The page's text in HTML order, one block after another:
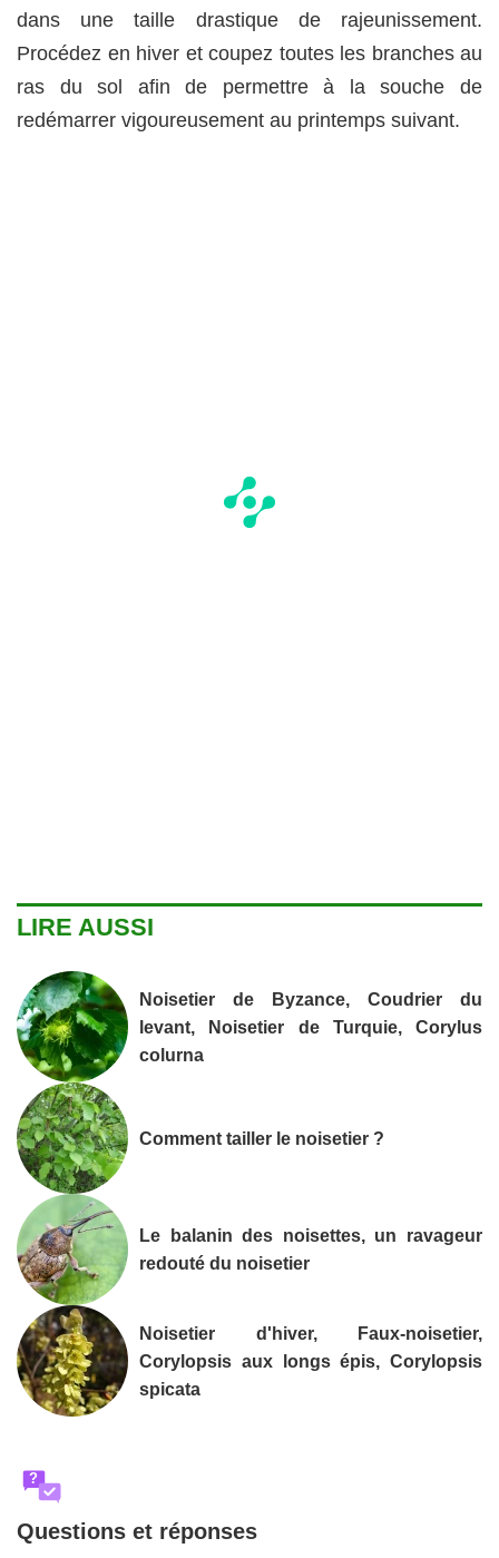
dans une taille drastique de rajeunissement.
Procédez en hiver et coupez toutes les branches au
ras du sol afin de permettre à la souche de
redémarrer vigoureusement au printemps suivant.
LIRE AUSSI
Noisetier de Byzance, Coudrier du
levant, Noisetier de Turquie, Corylus
colurna
Comment tailler le noisetier ?
Le balanin des noisettes, un ravageur
redouté du noisetier
Noisetier d'hiver, Faux-noisetier,
Corylopsis aux longs épis, Corylopsis
spicata
?
Questions et réponses